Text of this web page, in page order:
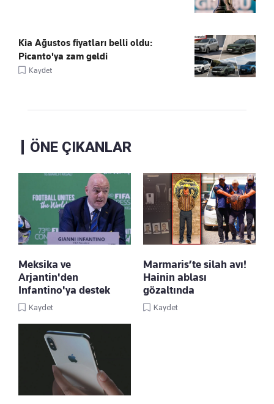
Kia Ağustos fiyatları belli oldu:
Picanto'ya zam geldi
Kaydet
ÖNE ÇIKANLAR
Meksika ve
Arjantin'den
Infantino'ya destek
Kaydet
Marmaris’te silah avı!
Hainin ablası
gözaltında
Kaydet